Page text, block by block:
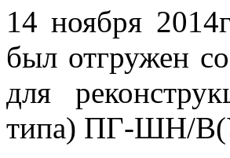
14 ноября
был отгружен
для
типа) ПГ-ШН/